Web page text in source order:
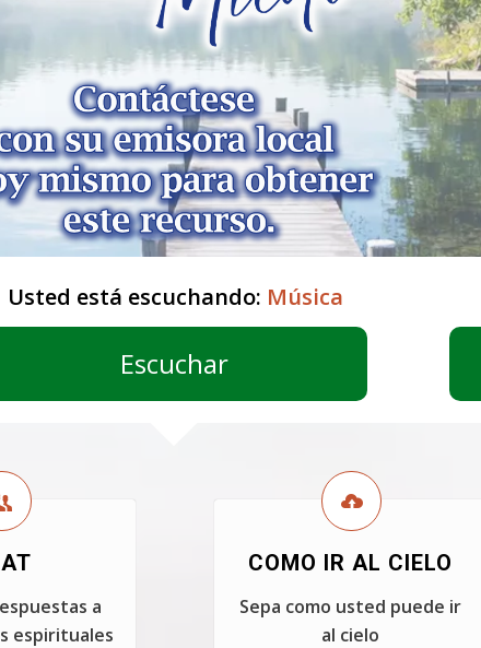
Usted está escuchando: Música
Escuchar
a
espirituales
COMO IR AL CIELO
Sepa como usted puede ir
al cielo